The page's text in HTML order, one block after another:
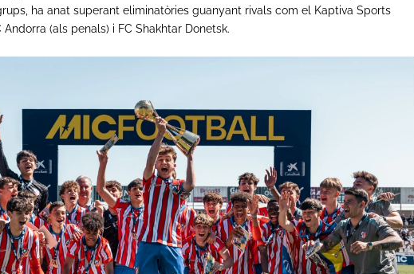
ha anat superant eliminatòries guanyant rivals com el Kaptiva Sports
Andorra (als penals) i FC Shakhtar Donetsk.